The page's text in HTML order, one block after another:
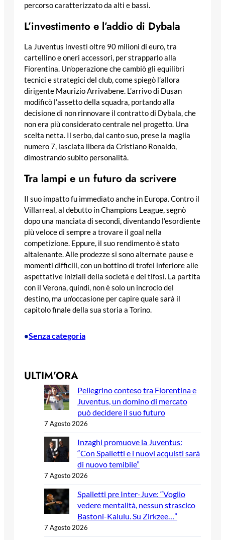
percorso caratterizzato da alti e bassi.
L’investimento e l’addio di Dybala
La Juventus investì oltre 90 milioni di euro, tra
cartellino e oneri accessori, per strapparlo alla
Fiorentina. Un’operazione che cambiò gli equilibri
tecnici e strategici del club, come spiegò l’allora
dirigente Maurizio Arrivabene. L’arrivo di Dusan
modificò l’assetto della squadra, portando alla
decisione di non rinnovare il contratto di Dybala, che
non era più considerato centrale nel progetto. Una
scelta netta. Il serbo, dal canto suo, prese la maglia
numero 7, lasciata libera da Cristiano Ronaldo,
dimostrando subito personalità.
Tra lampi e un futuro da scrivere
Il suo impatto fu immediato anche in Europa. Contro il
Villarreal, al debutto in Champions League, segnò
dopo una manciata di secondi, diventando l’esordiente
più veloce di sempre a trovare il goal nella
competizione. Eppure, il suo rendimento è stato
altalenante. Alle prodezze si sono alternate pause e
momenti difficili, con un bottino di trofei inferiore alle
aspettative iniziali della società e dei tifosi. La partita
con il Verona, quindi, non è solo un incrocio del
destino, ma un’occasione per capire quale sarà il
capitolo finale della sua storia a Torino.
•Senza categoria
ULTIM’ORA
Pellegrino conteso tra Fiorentina e
Juventus, un domino di mercato
può decidere il suo futuro
7 Agosto 2026
Inzaghi promuove la Juventus:
“Con Spalletti e i nuovi acquisti sarà
di nuovo temibile”
7 Agosto 2026
Spalletti pre Inter-Juve: “Voglio
vedere mentalità, nessun strascico
Bastoni-Kalulu. Su Zirkzee…”
7 Agosto 2026